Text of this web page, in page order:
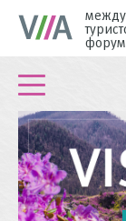
форум